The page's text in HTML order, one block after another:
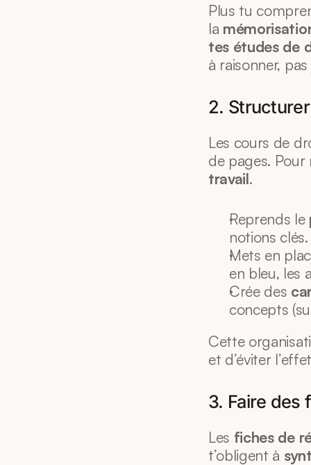
Plus tu
la
tes études de
à raisonner,
2.
Les cours de
de pages.
travail.
Reprends le
notions clés.
Mets en
en bleu, les
Crée des
concepts
Cette
et d’éviter
3. Faire des
Les fiches de
t’obligent à